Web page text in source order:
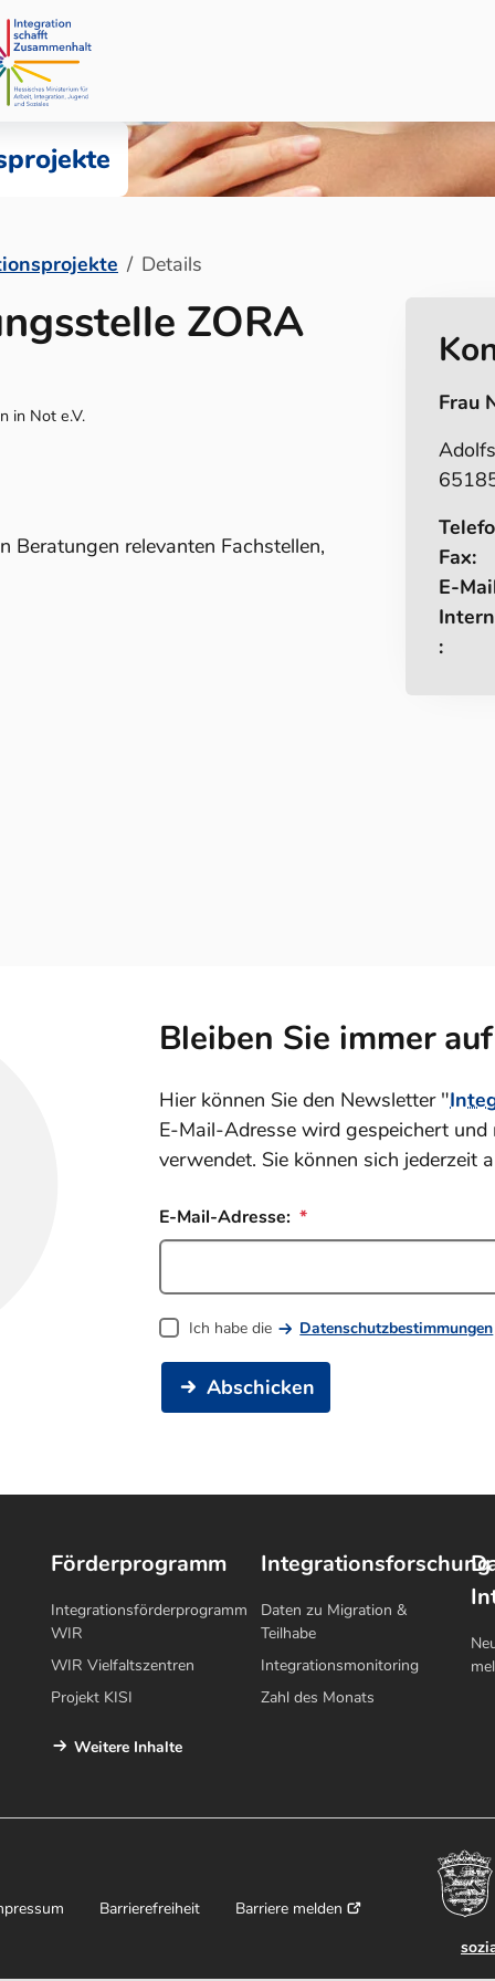
Details
ZORA
in Not e.V.
Beratungen relevanten Fachstellen,
Frau
Fax:
E-
:
Bleiben Sie immer
Hier können Sie den Newsletter "
E-Mail-Adresse wird gespeichert
verwendet. Sie können sich jederzeit
E-Mail-Adresse:
Ich habe die Datenschutzbestimmungen
Abschicken
Förderprogramm
Integrationsförderprogramm
WIR
WIR Vielfaltszentren
Projekt KISI
Weitere Inhalte
Integrationsforschung
Daten zu Migration &
Teilhabe
Integrationsmonitoring
Zahl des Monats
Barrierefreiheit
Barriere melden